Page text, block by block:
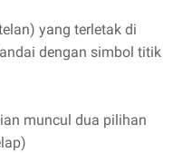
yang terletak di
dengan simbol titik
muncul dua pilihan